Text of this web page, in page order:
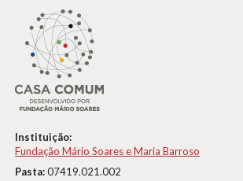
Instituição:
Fundação Mário Soares e Maria Barroso
Pasta:07419.021.002